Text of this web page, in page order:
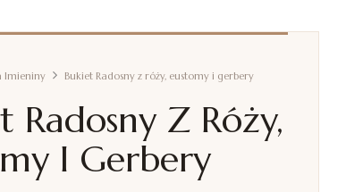
Imieniny Bukiet Radosny z róży, eustomy i gerbery
Radosny Z Róży,
I Gerbery